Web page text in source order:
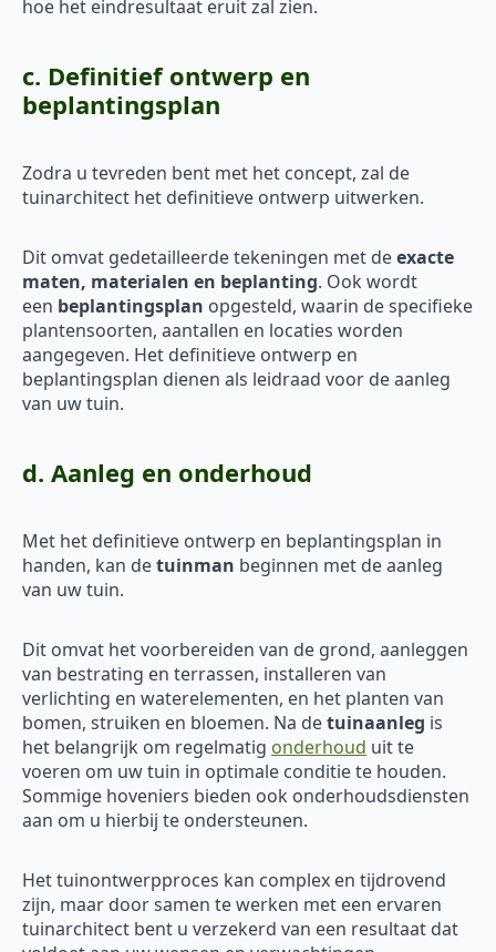
hoe het eindresultaat eruit zal zien.
c. Definitief ontwerp en
beplantingsplan
Zodra u tevreden bent met het concept, zal de
tuinarchitect het definitieve ontwerp uitwerken.
Dit omvat gedetailleerde tekeningen met deexacte
maten, materialen en beplanting. Ook wordt
een beplantingsplan opgesteld, waarin de specifieke
plantensoorten, aantallen en locaties worden
aangegeven. Het definitieve ontwerp en
beplantingsplan dienen als leidraad voor de aanleg
van uw tuin.
d. Aanleg en onderhoud
Met het definitieve ontwerp en beplantingsplan in
handen, kan detuinman beginnen met de aanleg
van uw tuin.
Dit omvat het voorbereiden van de grond, aanleggen
van bestrating en terrassen, installeren van
verlichting en waterelementen, en het planten van
bomen, struiken en bloemen. Na detuinaanleg is
het belangrijk om regelmatig onderhoud uit te
voeren om uw tuin in optimale conditie te houden.
Sommige hoveniers bieden ook onderhoudsdiensten
aan om u hierbij te ondersteunen.
Het tuinontwerpproces kan complex en tijdrovend
zijn, maar door samen te werken met een ervaren
tuinarchitect bent u verzekerd van een resultaat dat